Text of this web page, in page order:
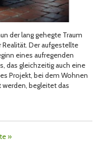
der lang gehegte Traum
Der aufgestellte
eines aufregenden
das gleichzeitig auch eine
Projekt, bei dem Wohnen
begleitet das
»